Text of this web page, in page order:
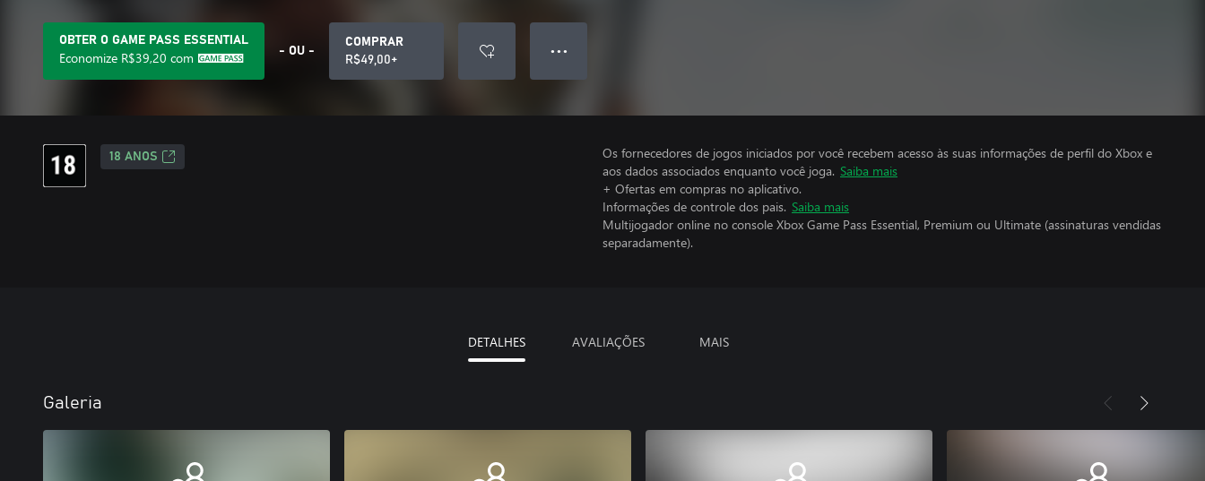
OBTER O GAME PASS ESSENTIAL
Economize R$39,20 com - OU -
COMPRAR
R$49,00+
● ● ●
18 ANOS
Os fornecedores de jogos iniciados por você recebem acesso às suas informações de perfil do Xbox e
aos dados associados enquanto você joga. Saiba mais
+ Ofertas em compras no aplicativo.
Informações de controle dos pais. Saiba mais
Multijogador online no console Xbox Game Pass Essential, Premium ou Ultimate (assinaturas vendidas
separadamente).
DETALHES AVALIAÇÕES MAIS
Galeria